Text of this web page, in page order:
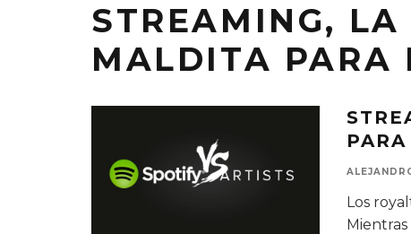
STREAMING,
MALDITA PARA
Los